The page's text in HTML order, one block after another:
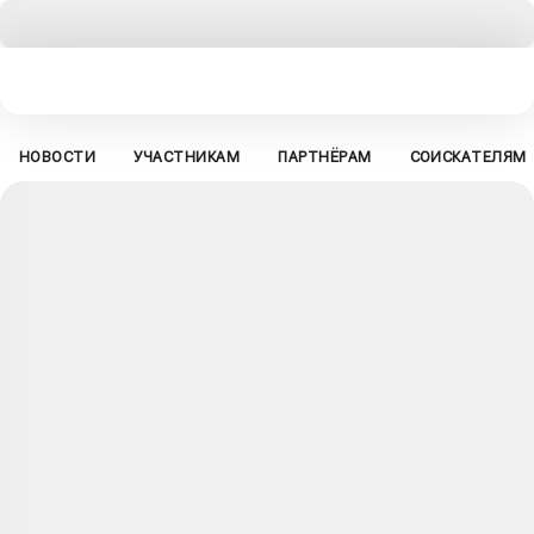
НОВОСТИ УЧАСТНИКАМ ПАРТНЁРАМ СОИСКАТЕЛЯМ